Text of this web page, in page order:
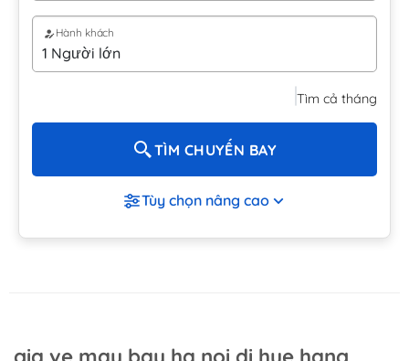
Hành khách
Tìm cả tháng
TÌM CHUYẾN BAY
Tùy chọn nâng cao